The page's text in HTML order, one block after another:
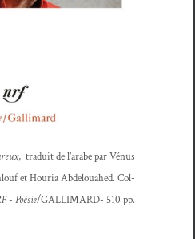
, traduit de l’arabe par Vénus
et Houria Abde­loua­hed. Col­
- Poésie/GALLIMARD- 510 pp.